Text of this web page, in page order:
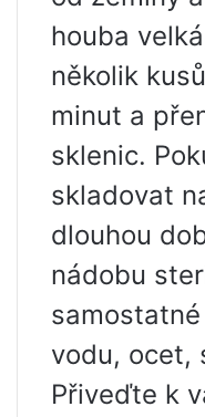
houba
několik
minut a
sklenic.
skladovat
dlouhou
nádobu
vodu, ocet,
Přiveďte k